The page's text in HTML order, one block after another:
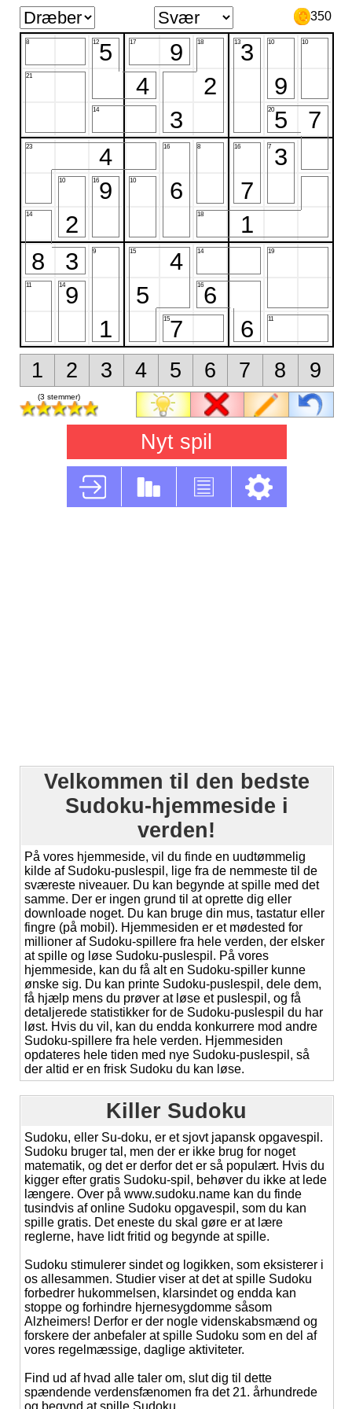
350
8 125
21
14
17 9 18
4
2
3
133 10 10
9
205 7
23 4
10 169
14 2
16 8
10 6
18
16 7
3
7
1
8
3 9
11 149
1
15 4 14
5 166
157
19
6 11
1 2 3 4 5 6 7 8 9
(3 stemmer)
Nyt spil
Velkommen til den bedste
Sudoku-hjemmeside i
verden!
På vores hjemmeside, vil du finde en uudtømmelig
kilde af Sudoku-puslespil, lige fra de nemmeste til de
sværeste niveauer. Du kan begynde at spille med det
samme. Der er ingen grund til at oprette dig eller
downloade noget. Du kan bruge din mus, tastatur eller
fingre (på mobil). Hjemmesiden er et mødested for
millioner af Sudoku-spillere fra hele verden, der elsker
at spille og løse Sudoku-puslespil. På vores
hjemmeside, kan du få alt en Sudoku-spiller kunne
ønske sig. Du kan printe Sudoku-puslespil, dele dem,
få hjælp mens du prøver at løse et puslespil, og få
detaljerede statistikker for de Sudoku-puslespil du har
løst. Hvis du vil, kan du endda konkurrere mod andre
Sudoku-spillere fra hele verden. Hjemmesiden
opdateres hele tiden med nye Sudoku-puslespil, så
der altid er en frisk Sudoku du kan løse.
Killer Sudoku
Sudoku, eller Su-doku, er et sjovt japansk opgavespil.
Sudoku bruger tal, men der er ikke brug for noget
matematik, og det er derfor det er så populært. Hvis du
kigger efter gratis Sudoku-spil, behøver du ikke at lede
længere. Over på www.sudoku.name kan du finde
tusindvis af online Sudoku opgavespil, som du kan
spille gratis. Det eneste du skal gøre er at lære
reglerne, have lidt fritid og begynde at spille.
Sudoku stimulerer sindet og logikken, som eksisterer i
os allesammen. Studier viser at det at spille Sudoku
forbedrer hukommelsen, klarsindet og endda kan
stoppe og forhindre hjernesygdomme såsom
Alzheimers! Derfor er der nogle videnskabsmænd og
forskere der anbefaler at spille Sudoku som en del af
vores regelmæssige, daglige aktiviteter.
Find ud af hvad alle taler om, slut dig til dette
spændende verdensfænomen fra det 21. århundrede